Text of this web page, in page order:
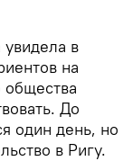
в
на
общества
До
один день, но
в Ригу.